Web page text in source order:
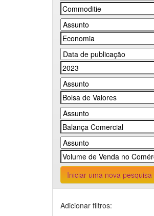
Iniciar uma nova pesquisa
Adicionar filtros: